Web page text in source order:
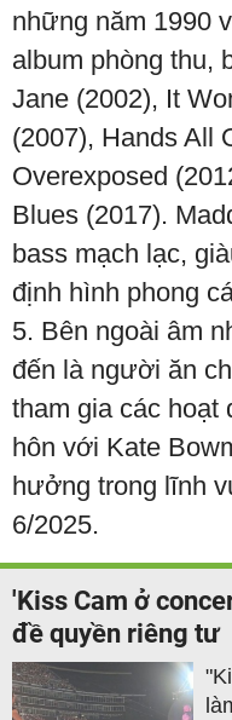
những năm 1990
album phòng thu,
Jane (2002), It
(2007), Hands All
Overexposed
Blues (2017).
bass mạch lạc,
định hình phong
5. Bên ngoài âm
đến là người ăn
tham gia các hoạt
hôn với Kate
hưởng trong lĩnh
6/2025.
'Kiss Cam ở
đề quyền riêng tư